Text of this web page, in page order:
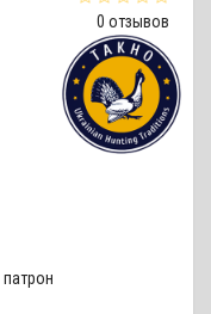
0 отзывов
патрон